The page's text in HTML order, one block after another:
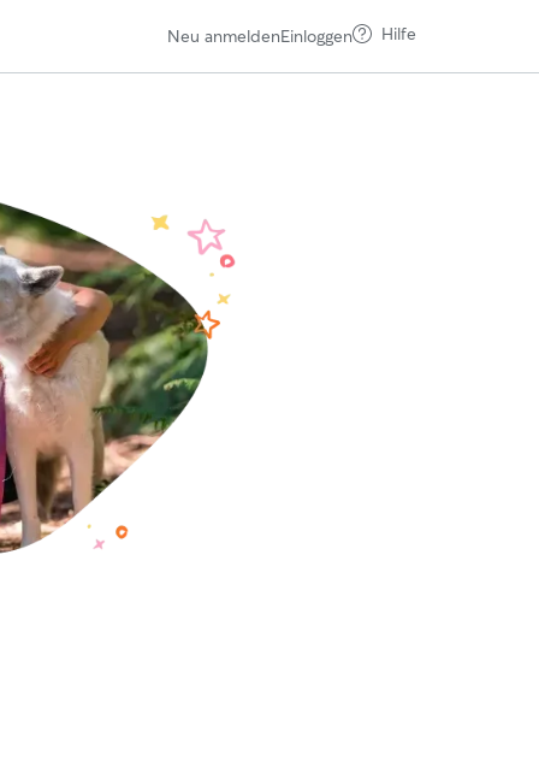
Neu anmeldenEinloggen Hilfe